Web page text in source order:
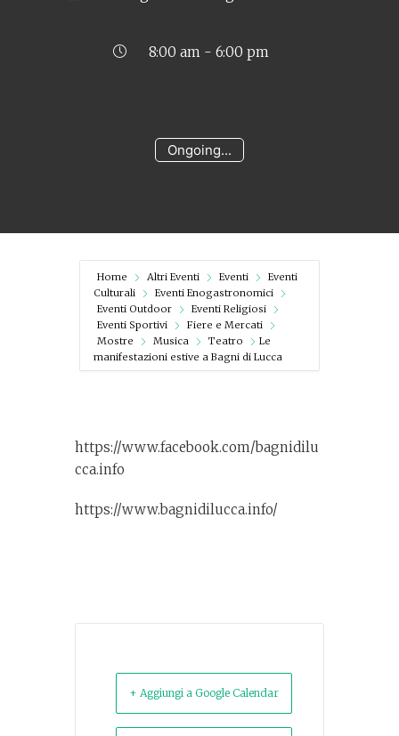
Ongoing...
8:00 am - 6:00 pm
Home Altri Eventi Eventi
Eventi
Culturali
Eventi Enogastronomici
Eventi Outdoor
Eventi Religiosi
Eventi Sportivi
Fiere e Mercati
Mostre
Musica Teatro
Le
manifestazioni estive a Bagni di Lucca
https://www.facebook.com/bagnidilu
cca.info
https://www.bagnidilucca.info/
+ Aggiungi a Google Calendar